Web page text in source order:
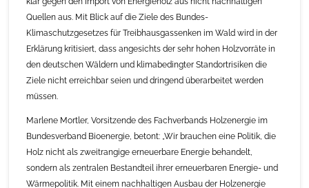
Quellen aus. Mit Blick auf die Ziele des Bundes-
Klimaschutzgesetzes für Treibhausgassenken im Wald wird in der
Erklärung kritisiert, dass angesichts der sehr hohen Holzvorräte in
den deutschen Wäldern und klimabedingter Standortrisiken die
Ziele nicht erreichbar seien und dringend überarbeitet werden
müssen.
Marlene Mortler, Vorsitzende des Fachverbands Holzenergie im
Bundesverband Bioenergie, betont: „Wir brauchen eine Politik, die
Holz nicht als zweitrangige erneuerbare Energie behandelt,
sondern als zentralen Bestandteil ihrer erneuerbaren Energie- und
Wärmepolitik. Mit einem nachhaltigen Ausbau der Holzenergie